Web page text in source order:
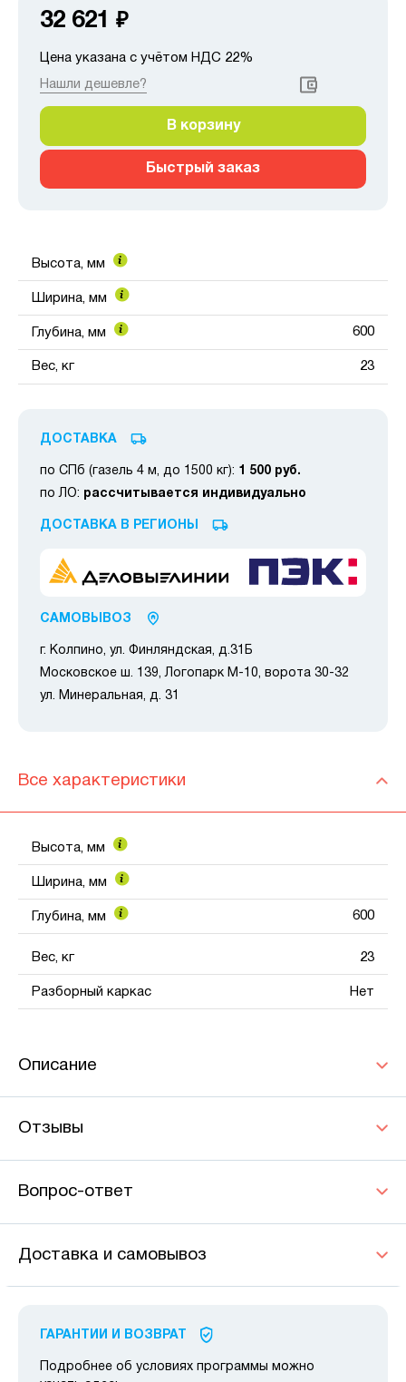
32 621 ₽
Цена указана с учётом НДС 22%
Нашли дешевле?
В корзину
Быстрый заказ
Высота, мм
Ширина, мм
Глубина, мм 600
Вес, кг 23
ДОСТАВКА
по СПб (газель 4 м, до 1500 кг): 1 500 руб.
по ЛО: рассчитывается индивидуально
ДОСТАВКА В РЕГИОНЫ
САМОВЫВОЗ
г. Колпино, ул. Финляндская, д.31Б
Московское ш. 139, Логопарк М-10, ворота 30-32
ул. Минеральная, д. 31
Все характеристики
Высота, мм
Ширина, мм
Глубина, мм 600
Вес, кг 23
Разборный каркас Нет
Описание
Отзывы
Вопрос-ответ
Доставка и самовывоз
ГАРАНТИИ И ВОЗВРАТ
Подробнее об условиях программы можно